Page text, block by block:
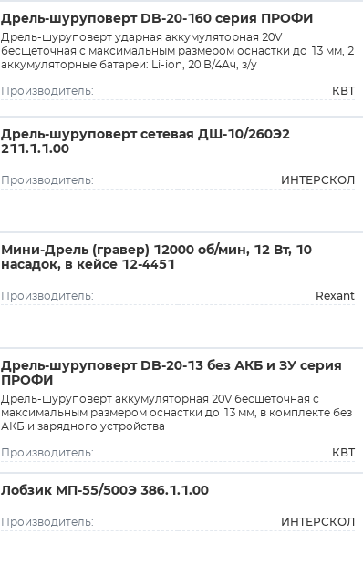
Дрель-шуруповерт DB-20-160 серия ПРОФИ
Дрель-шуруповерт ударная аккумуляторная 20V
бесщеточная с максимальным размером оснастки до 13 мм, 2
аккумуляторные батареи: Li-ion, 20 В/4Ач, з/у
Производитель: КВТ
Дрель-шуруповерт сетевая ДШ-10/260Э2
211.1.1.00
Производитель: ИНТЕРСКОЛ
Мини-Дрель (гравер) 12000 об/мин, 12 Вт, 10
насадок, в кейсе 12-4451
Производитель: Rexant
Дрель-шуруповерт DB-20-13 без АКБ и ЗУ серия
ПРОФИ
Дрель-шуруповерт аккумуляторная 20V бесщеточная с
максимальным размером оснастки до 13 мм, в комплекте без
АКБ и зарядного устройства
Производитель: КВТ
Лобзик МП-55/500Э 386.1.1.00
Производитель: ИНТЕРСКОЛ